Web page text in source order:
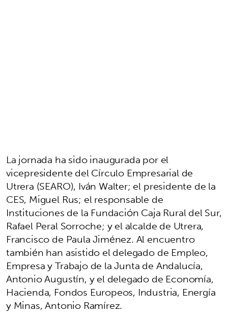
La jornada ha sido inaugurada por el
vicepresidente del Círculo Empresarial de
Utrera (SEARO), Iván Walter; el presidente de la
CES, Miguel Rus; el responsable de
Instituciones de la Fundación Caja Rural del Sur,
Rafael Peral Sorroche; y el alcalde de Utrera,
Francisco de Paula Jiménez. Al encuentro
también han asistido el delegado de Empleo,
Empresa y Trabajo de la Junta de Andalucía,
Antonio Augustín, y el delegado de Economía,
Hacienda, Fondos Europeos, Industria, Energía
y Minas, Antonio Ramírez.